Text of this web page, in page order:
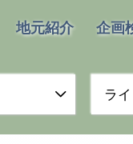
地元紹介 企画
ラ